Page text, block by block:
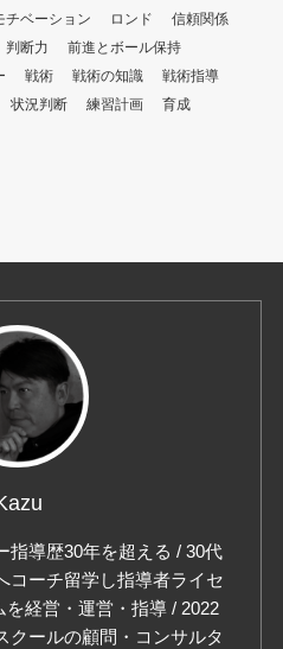
チベーション ロンド
信頼関係
判断力
前進とボール保持
戦術 戦術の知識
戦術指導
状況判断 練習計画
育成
指導歴30年を超える / 30代
コーチ留学し指導者ライセ
経営・運営・指導 / 2022
クールの顧問・コンサルタ